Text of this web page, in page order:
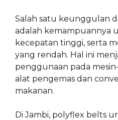
Salah satu keunggulan
adalah kemampuannya
kecepatan tinggi, serta
yang rendah. Hal ini
penggunaan pada
alat pengemas dan
makanan.
Di Jambi, polyflex belts